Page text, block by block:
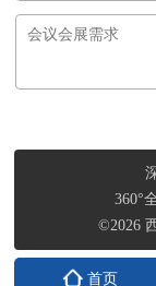
360°
©2026
首页